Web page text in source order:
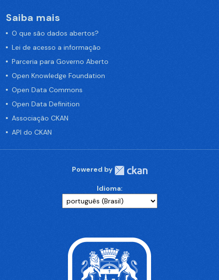
Saiba mais
O que são dados abertos?
Lei de acesso a informação
Parceria para Governo Aberto
Open Knowledge Foundation
Open Data Commons
Open Data Definition
Associação CKAN
API do CKAN
Powered by
Idioma